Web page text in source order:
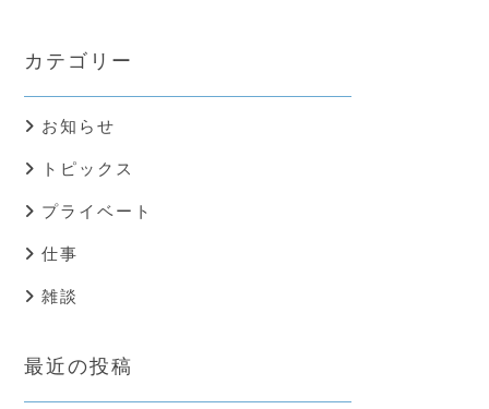
カテゴリー
お知らせ
トピックス
プライベート
仕事
雑談
最近の投稿